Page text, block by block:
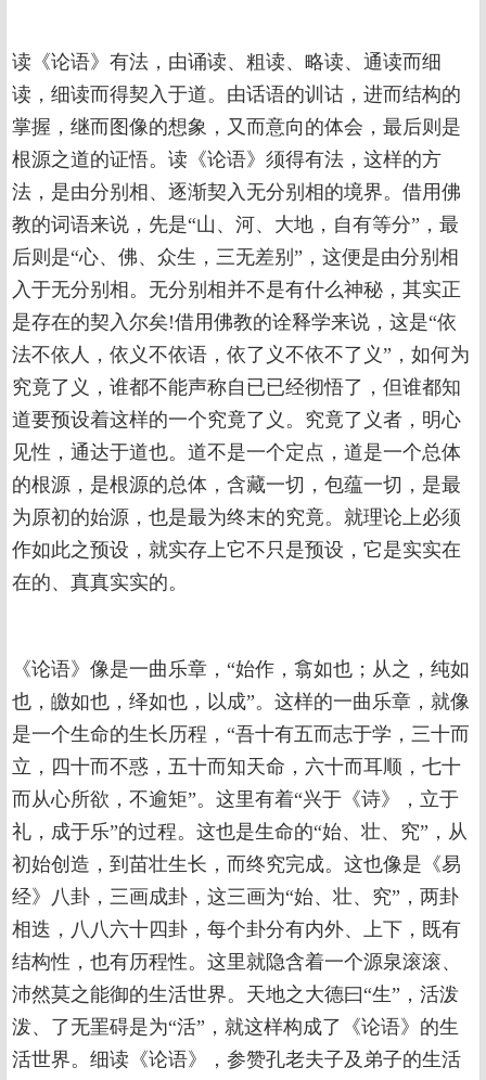
读《论语》有法，由诵读、粗读、略读、通读而细
读，细读而得契入于道。由话语的训诂，进而结构的
掌握，继而图像的想象，又而意向的体会，最后则是
根源之道的证悟。读《论语》须得有法，这样的方
法，是由分别相、逐渐契入无分别相的境界。借用佛
教的词语来说，先是“山、河、大地，自有等分”，最
后则是“心、佛、众生，三无差别”，这便是由分别相
入于无分别相。无分别相并不是有什么神秘，其实正
是存在的契入尔矣!借用佛教的诠释学来说，这是“依
法不依人，依义不依语，依了义不依不了义”，如何为
究竟了义，谁都不能声称自已已经彻悟了，但谁都知
道要预设着这样的一个究竟了义。究竟了义者，明心
见性，通达于道也。道不是一个定点，道是一个总体
的根源，是根源的总体，含藏一切，包蕴一切，是最
为原初的始源，也是最为终末的究竟。就理论上必须
作如此之预设，就实存上它不只是预设，它是实实在
在的、真真实实的。
《论语》像是一曲乐章，“始作，翕如也；从之，纯如
也，皦如也，绎如也，以成”。这样的一曲乐章，就像
是一个生命的生长历程，“吾十有五而志于学，三十而
立，四十而不惑，五十而知天命，六十而耳顺，七十
而从心所欲，不逾矩”。这里有着“兴于《诗》，立于
礼，成于乐”的过程。这也是生命的“始、壮、究”，从
初始创造，到苗壮生长，而终究完成。这也像是《易
经》八卦，三画成卦，这三画为“始、壮、究”，两卦
相迭，八八六十四卦，每个卦分有内外、上下，既有
结构性，也有历程性。这里就隐含着一个源泉滚滚、
沛然莫之能御的生活世界。天地之大德曰“生”，活泼
泼、了无罣碍是为“活”，就这样构成了《论语》的生
活世界。细读《论语》，参赞孔老夫子及弟子的生活